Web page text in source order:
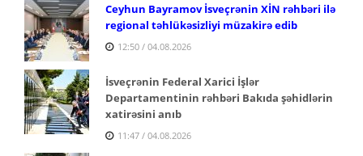
Ceyhun Bayramov İsveçrənin XİN rəhbəri ilə
regional təhlükəsizliyi müzakirə edib
12:50 / 04.08.2026
İsveçrənin Federal Xarici İşlər
Departamentinin rəhbəri Bakıda şəhidlərin
xatirəsini anıb
11:47 / 04.08.2026